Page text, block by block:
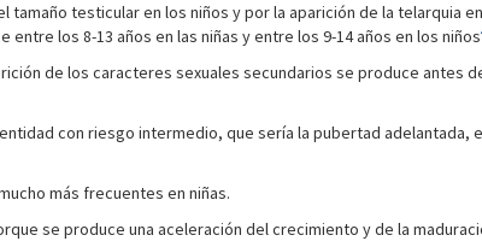
testicular en los niños y por la aparición de la telarquia
los 8-13 años en las niñas y entre los 9-14 años en los niños
de los caracteres sexuales secundarios se produce antes
con riesgo intermedio, que sería la pubertad adelantada,
más frecuentes en niñas.
se produce una aceleración del crecimiento y de la